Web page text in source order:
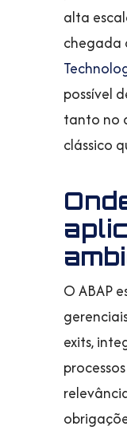
alta
chegada
possível
tanto no
clássico
O ABAP
exits,